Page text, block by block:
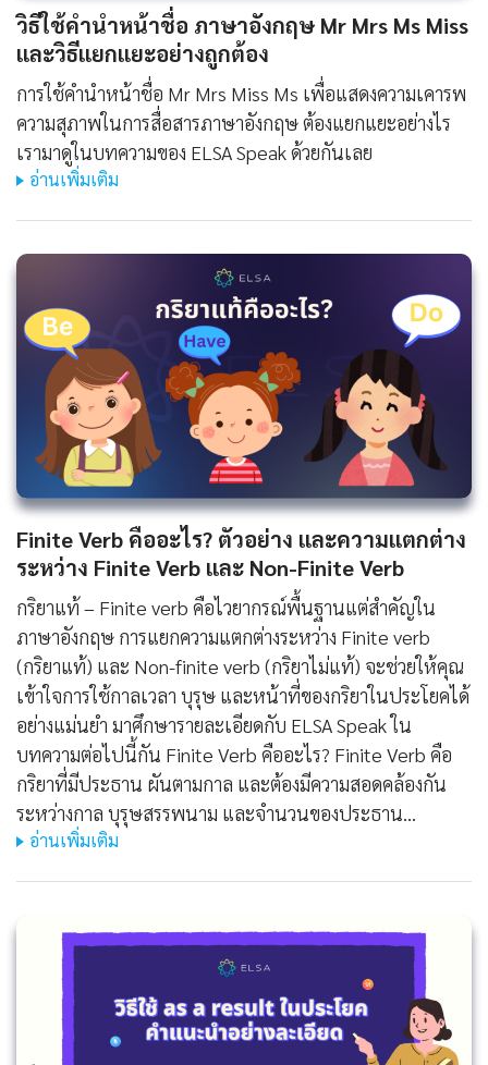
วิธีใช้คํานําหน้าชื่อ ภาษาอังกฤษ Mr Mrs Ms Miss
และวิธีแยกแยะอย่างถูกต้อง
การใช้คำนำหน้าชื่อ Mr Mrs Miss Ms เพื่อแสดงความเคารพ
ความสุภาพในการสื่อสารภาษาอังกฤษ ต้องแยกแยะอย่างไร
เรามาดูในบทความของ ELSA Speak ด้วยกันเลย
อ่านเพิ่มเติม
Finite Verb คืออะไร? ตัวอย่าง และความแตกต่าง
ระหว่าง Finite Verb และ Non-Finite Verb
กริยาแท้ – Finite verb คือไวยากรณ์พื้นฐานแต่สำคัญใน
ภาษาอังกฤษ การแยกความแตกต่างระหว่าง Finite verb
(กริยาแท้) และ Non-finite verb (กริยาไม่แท้) จะช่วยให้คุณ
เข้าใจการใช้กาลเวลา บุรุษ และหน้าที่ของกริยาในประโยคได้
อย่างแม่นยำ มาศึกษารายละเอียดกับ ELSA Speak ใน
บทความต่อไปนี้กัน Finite Verb คืออะไร? Finite Verb คือ
กริยาที่มีประธาน ผันตามกาล และต้องมีความสอดคล้องกัน
ระหว่างกาล บุรุษสรรพนาม และจำนวนของประธาน…
อ่านเพิ่มเติม